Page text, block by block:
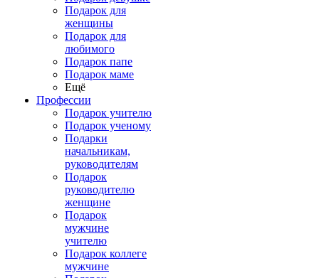
Подарок для
женщины
Подарок для
любимого
Подарок папе
Подарок маме
Ещё
Профессии
Подарок учителю
Подарок ученому
Подарки
начальникам,
руководителям
Подарок
руководителю
женщине
Подарок
мужчине
учителю
Подарок коллеге
мужчине